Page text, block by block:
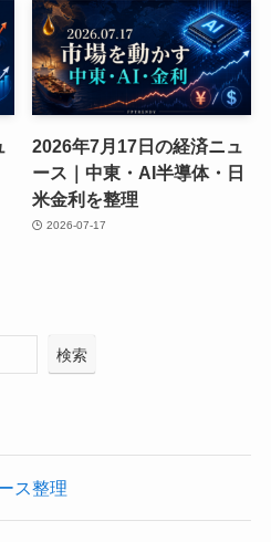
2026年7月17日の経済ニュ
ース｜中東・AI半導体・日
米金利を整理
2026-07-17
検索
ス整理